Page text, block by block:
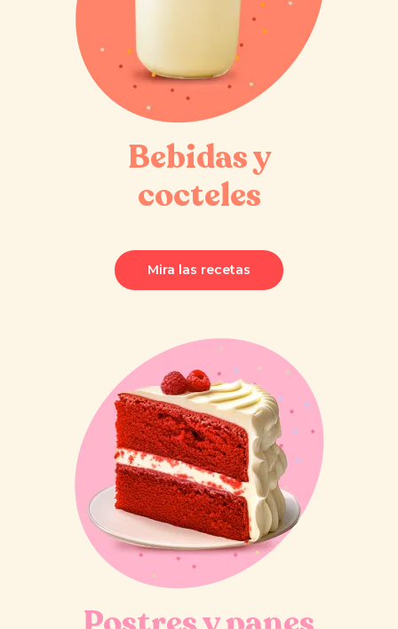
Bebidas y
cocteles
Mira las recetas